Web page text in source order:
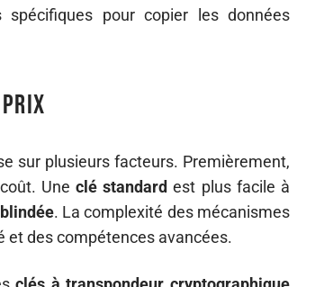
pour copier les données
sur plusieurs facteurs. Premièrement,
Une clé standard est plus facile à
. La complexité des mécanismes
et des compétences avancées.